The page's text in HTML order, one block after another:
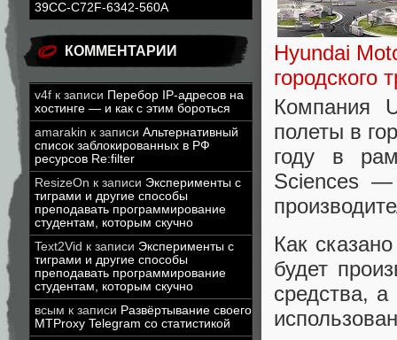
39CC-C72F-6342-560A
КОММЕНТАРИИ
v4f к записи Перебор IP-адресов на
хостинге — и как с этим бороться
amarakin к записи Альтернативный
список заблокированных в РФ
ресурсов Re:filter
ResizeOn к записи Эксперименты с
тиграми и другие способы
преподавать программирование
студентам, которым скучно
Text2Vid к записи Эксперименты с
тиграми и другие способы
преподавать программирование
студентам, которым скучно
всым к записи Развёртывание своего
MTProxy Telegram со статистикой
Hyundai
городского
Компания
полеты в
году в
Sciences —
Как
будет
средства,